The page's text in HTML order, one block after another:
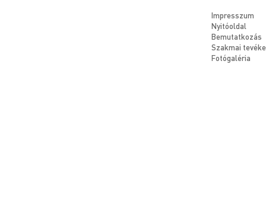
Impresszum
Nyitóoldal
Bemutatkozás
Szakmai
Fotógaléria